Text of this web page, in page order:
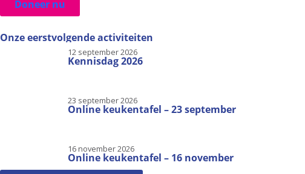
Doneer nu
Onze eerstvolgende activiteiten
12 september 2026
Kennisdag 2026
23 september 2026
Online keukentafel – 23 september
16 november 2026
Online keukentafel – 16 november